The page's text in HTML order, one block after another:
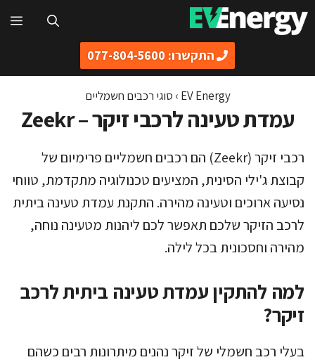
לדלג
לתוכן
התקשרו: 077-804-5600
EV Energy
› סוגי רכבים חשמליים
עמדת טעינה לרכבי זיקר – Zeekr
רכבי זיקר (Zeekr) הם רכבים חשמליים פרימיום של
קבוצת ג'ילי הסינית, המציעים טכנולוגיה מתקדמת, טווחי
נסיעה ארוכים וטעינה מהירה. התקנת עמדת טעינה ביתית
לרכב הזיקר שלכם תאפשר לכם ליהנות מטעינה נוחה,
מהירה וחסכונית בכל לילה.
למה להתקין עמדת טעינה ביתית לרכב
זיקר?
בעלי רכב חשמלי של זיקר נהנים מיתרונות רבים כשהם